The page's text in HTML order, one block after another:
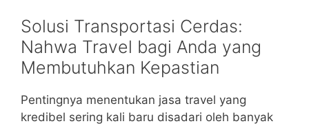
Solusi Transportasi Cerdas:
Nahwa Travel bagi Anda yang
Membutuhkan Kepastian
Pentingnya menentukan jasa travel yang
kredibel sering kali baru disadari oleh banyak